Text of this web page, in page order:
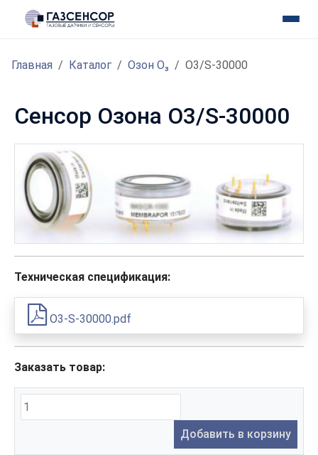
Главная Каталог Озон O₃ O3/S-30000
Сенсор Озона O3/S-30000
Техническая спецификация:
O3-S-30000.pdf
Заказать товар:
Добавить в корзину